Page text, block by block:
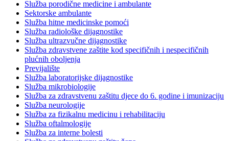
Služba porodične medicine i ambulante
Sektorske ambulante
Služba hitne medicinske pomoći
Služba radiološke dijagnostike
Služba ultrazvučne dijagnostike
Služba zdravstvene zaštite kod specifičnih i nespecifičnih
plućnih oboljenja
Previjalište
Služba laboratorijske dijagnostike
Služba mikrobiologije
Služba za zdravstvenu zaštitu djece do 6. godine i imunizaciju
Služba neurologije
Služba za fizikalnu medicinu i rehabilitaciju
Služba oftalmologije
Služba za interne bolesti